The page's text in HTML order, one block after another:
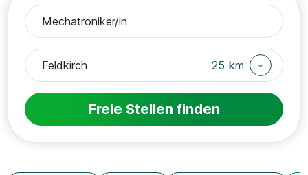
25 km
Freie Stellen finden